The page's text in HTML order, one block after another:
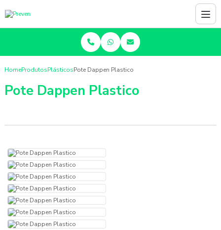
HomeProdutosPlásticosPote Dappen Plastico
Pote Dappen Plastico